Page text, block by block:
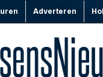
Adverteren